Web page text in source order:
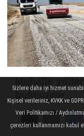
buluşuyor
Sizlere daha iyi hizmet
Kişisel verileriniz, KVKK ve
Veri Politikamızı /
çerezleri kullanmamızı kabul